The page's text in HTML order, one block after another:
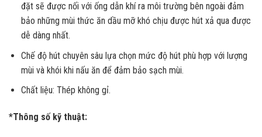
đặt sẽ được nối với ống dẫn khí ra môi trường bên ngoài đảm
bảo những mùi thức ăn dầu mỡ khó chịu được hút xả qua được
dễ dàng nhất.
Chế độ hút chuyên sâu lựa chọn mức độ hút phù hợp với lượng
mùi và khói khi nấu ăn để đảm bảo sạch mùi.
Chất liệu: Thép không gỉ.
*Thông số kỹ thuật: